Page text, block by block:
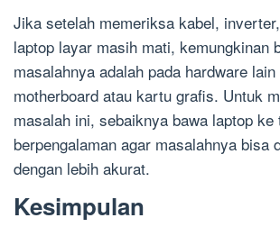
Jika setelah memeriksa kabel,
laptop layar masih mati, kemungkinan
masalahnya adalah pada hardware
motherboard atau kartu grafis. Untuk
masalah ini, sebaiknya bawa laptop
berpengalaman agar masalahnya bisa
dengan lebih akurat.
Kesimpulan